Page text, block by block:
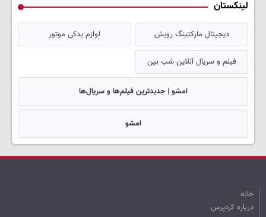
لینکستان
دیجیتال مارکتینگ رویش لوازم یدکی موتور
فیلم و سریال آنلاین شب بین
امشو | جدیدترین فیلم‌ها و سریال‌ها
امشو
خانه
درباره کردپرس